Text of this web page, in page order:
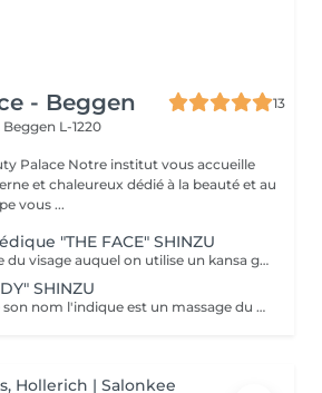
- Beggen
13
Beggen L-1220
vous accueille
et chaleureux dédié à la beauté et au
vous ...
"THE FACE" SHINZU
Massage ayurvédique du visage auquel on utilise un kansa guérisseur de L'Inde. Celui-ci permet de rééquilibrer les énergies au corps, agit sur des points d'acupression pour améliorer la circulation, détendre les muscles, drainer, anti-stresse et raffermir l'ovale du visage. Résultats: *Détente *Peau lumineuse *Amélioration du tonus musculaire *Diminution des tensions faciales *Améliore les maux de tête *Anti-stress *Draine
SHINZU
"THE BODY" comme son nom l'indique est un massage du corps complet. (Cuir chevelu compris) Pratiqué à l'aide de KANSAS rugueux (métal guérisseur de l'inde) Voici ce que ce massage vous apportera: *Une meilleur oxygénation et circulation du sang *Il réactivera vos capacités, concentration et clarté mentale *Il améliorera vos défenses immunitaires *Il détoxifiera votre corps (drainage) *Il aidera à la régulation du sommeil *Il soulagera les tensions de la vie quotidienne *Il rééquilibrera vos énergies